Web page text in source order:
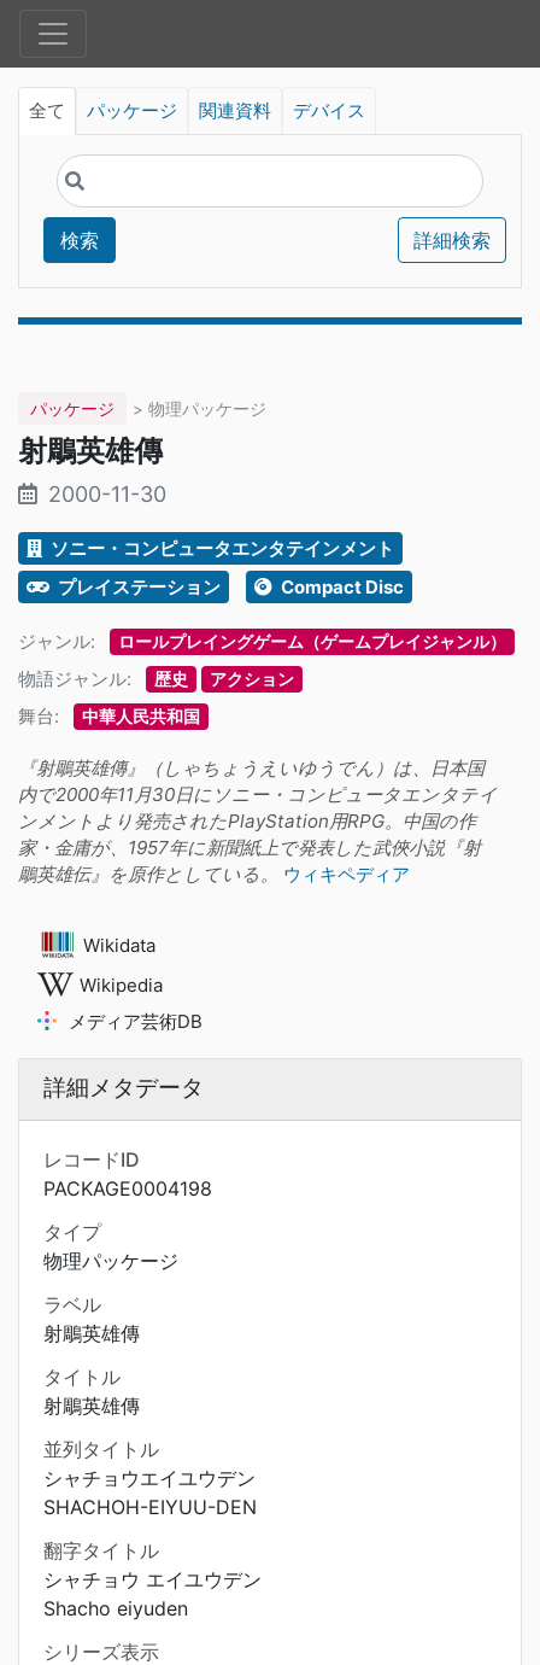
全て パッケージ 関連資料 デバイス
検索 詳細検索
パッケージ > 物理パッケージ
射鵰英雄傳
2000-11-30
ソニー・コンピュータエンタテインメント
プレイステーション
Compact Disc
ジャンル: ロールプレイングゲーム（ゲームプレイジャンル）
物語ジャンル: 歴史 アクション
舞台: 中華人民共和国
『射鵰英雄傳』（しゃちょうえいゆうでん）は、日本国
内で2000年11月30日にソニー・コンピュータエンタテイ
ンメントより発売されたPlayStation用RPG。中国の作
家・金庸が、1957年に新聞紙上で発表した武俠小説『射
鵰英雄伝』を原作としている。
ウィキペディア
Wikidata
Wikipedia
メディア芸術DB
詳細メタデータ
レコードID
PACKAGE0004198
タイプ
物理パッケージ
ラベル
射鵰英雄傳
タイトル
射鵰英雄傳
並列タイトル
シャチョウエイユウデン
SHACHOH-EIYUU-DEN
翻字タイトル
シャチョウ エイユウデン
Shacho eiyuden
シリーズ表示